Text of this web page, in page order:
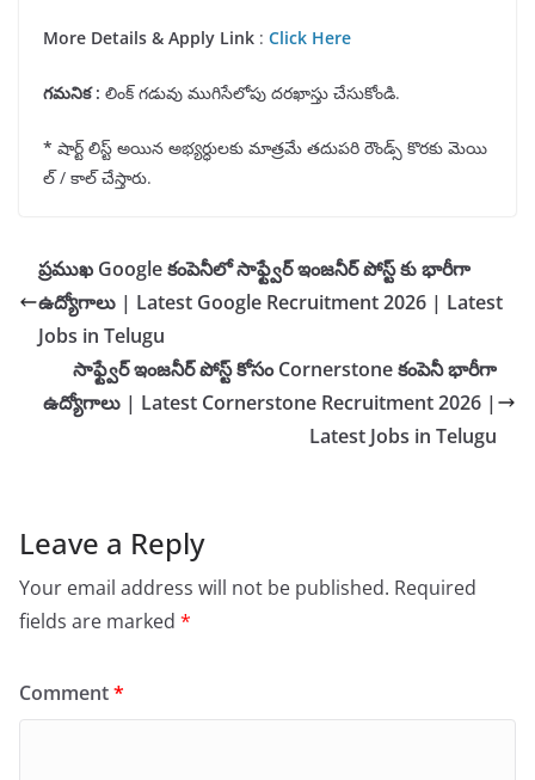
More Details & Apply Link : Click Here
గమనిక: లింక్ గడువు ముగిసేలోపు దరఖాస్తు చేసుకోండి.
* షార్ట్ లిస్ట్ అయిన అభ్యర్ధులకు మాత్రమే తదుపరి రౌండ్స్ కొరకు మెయి
ల్ / కాల్ చేస్తారు.
ప్రముఖ Google కంపెనీలో సాఫ్ట్వేర్ ఇంజనీర్ పోస్ట్ కు భారీగా
ఉద్యోగాలు | Latest Google Recruitment 2026 | Latest
Jobs in Telugu
సాఫ్ట్వేర్ ఇంజనీర్ పోస్ట్ కోసం Cornerstone కంపెనీ భారీగా
ఉద్యోగాలు | Latest Cornerstone Recruitment 2026 |
Latest Jobs in Telugu
Leave a Reply
Your email address will not be published. Required
fields are marked *
Comment*